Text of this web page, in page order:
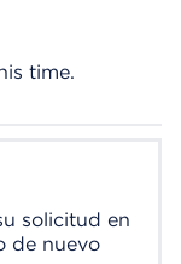
time.
solicitud en
de nuevo